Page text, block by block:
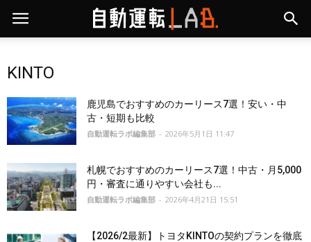
KINTO
鹿児島でおすすめのカーリース7選！安い・中
古・短期も比較
自動運転ラボ編集部 - 2026年5月1日 11:47
札幌でおすすめのカーリース7選！中古・月5,000
円・審査に通りやすい会社も...
自動運転ラボ編集部 - 2026年4月21日 15:51
【2026/2最新】トヨタKINTOの契約プランを徹底